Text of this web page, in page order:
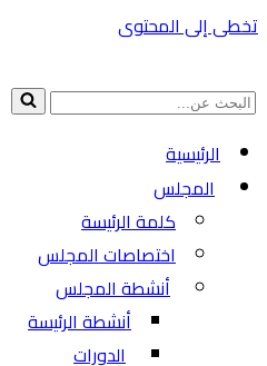
تخطى إلى المحتوى
البحث
الرئيسية
المجلس
كلمة الرئيسة
اختصاصات المجلس
أنشطة المجلس
أنشطة الرئيسة
الدورات